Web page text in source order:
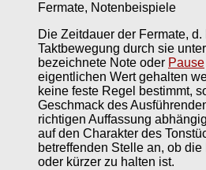
Fermate, Notenbeispiele
Die Zeitdauer der Fermate,
Taktbewegung durch sie
bezeichnete Note oder Pause
eigentlichen Wert gehalten
keine feste Regel bestimmt,
Geschmack des
richtigen Auffassung
auf den Charakter des
betreffenden Stelle an, ob
oder kürzer zu halten ist.